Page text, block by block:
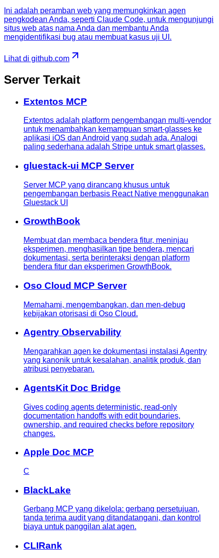
Ini adalah peramban web yang memungkinkan agen
pengkodean Anda, seperti Claude Code, untuk mengunjungi
situs web atas nama Anda dan membantu Anda
mengidentifikasi bug atau membuat kasus uji UI.
Lihat di github.com
Server Terkait
Extentos MCP
Extentos adalah platform pengembangan multi-vendor
untuk menambahkan kemampuan smart-glasses ke
aplikasi iOS dan Android yang sudah ada. Analogi
paling sederhana adalah Stripe untuk smart glasses.
gluestack-ui MCP Server
Server MCP yang dirancang khusus untuk
pengembangan berbasis React Native menggunakan
Gluestack UI
GrowthBook
Membuat dan membaca bendera fitur, meninjau
eksperimen, menghasilkan tipe bendera, mencari
dokumentasi, serta berinteraksi dengan platform
bendera fitur dan eksperimen GrowthBook.
Oso Cloud MCP Server
Memahami, mengembangkan, dan men-debug
kebijakan otorisasi di Oso Cloud.
Agentry Observability
Mengarahkan agen ke dokumentasi instalasi Agentry
yang kanonik untuk kesalahan, analitik produk, dan
atribusi penyebaran.
AgentsKit Doc Bridge
Gives coding agents deterministic, read-only
documentation handoffs with edit boundaries,
ownership, and required checks before repository
changes.
Apple Doc MCP
C
BlackLake
Gerbang MCP yang dikelola: gerbang persetujuan,
tanda terima audit yang ditandatangani, dan kontrol
biaya untuk panggilan alat agen.
CLIRank